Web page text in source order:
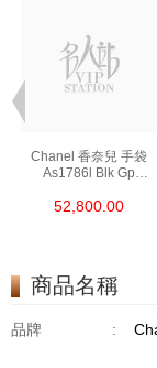
Chanel 香奈兒 手袋
As1786l Blk Gp
52,800.00
商品名稱
品牌 :